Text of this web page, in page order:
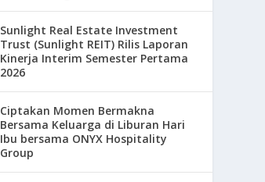
Sunlight Real Estate Investment
Trust (Sunlight REIT) Rilis Laporan
Kinerja Interim Semester Pertama
2026
Ciptakan Momen Bermakna
Bersama Keluarga di Liburan Hari
Ibu bersama ONYX Hospitality
Group